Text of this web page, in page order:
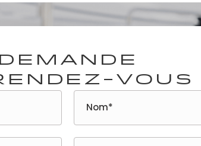
Demande
vous